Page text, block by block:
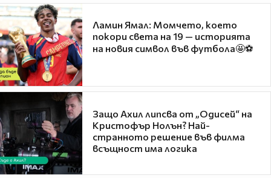
Ламин Ямал: Момчето, което
покори света на 19 — историята
на новия символ във футбола🤩⚽
Защо Ахил липсва от „Одисей“ на
Кристофър Нолън? Най-
странното решение във филма
всъщност има логика